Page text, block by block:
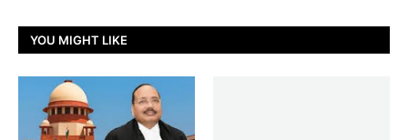
YOU MIGHT LIKE